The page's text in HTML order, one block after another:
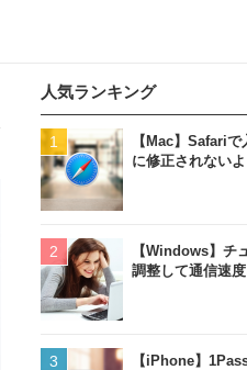
人気ランキング
【Mac】Safari
に修正されない
【Windows】チ
調整して通信速
【iPhone】